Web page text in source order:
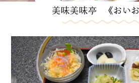
観光スポット 隈
森林・自然
体験
宿泊
美味美味亭 《おいお